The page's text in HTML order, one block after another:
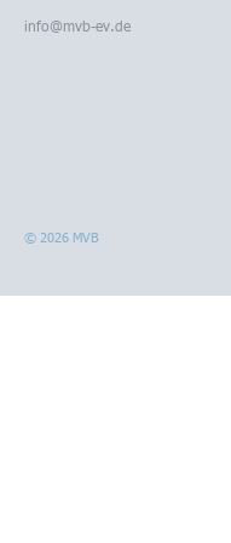
info@mvb-ev.de
© 2026 MVB